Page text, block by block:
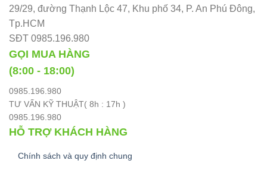
29/29, đường Thạnh Lộc 47, Khu phố 34, P. An Phú Đông,
Tp.HCM
SĐT 0985.196.980
GỌI MUA HÀNG
(8:00 - 18:00)
0985.196.980
TƯ VẤN KỸ THUẬT( 8h : 17h )
0985.196.980
HỖ TRỢ KHÁCH HÀNG
Chính sách và quy định chung